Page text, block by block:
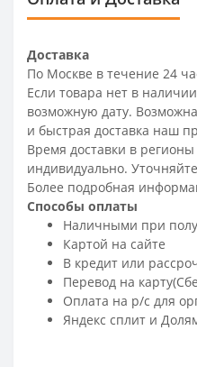
Доставка
По Москве в течение 24
Если товара нет в
возможную дату.
и быстрая доставка наш
Время доставки в
индивидуально.
Более подробная
Способы оплаты
Наличными при
Картой на сайте
В кредит или
Перевод на
Оплата на р/c для
Яндекс сплит и